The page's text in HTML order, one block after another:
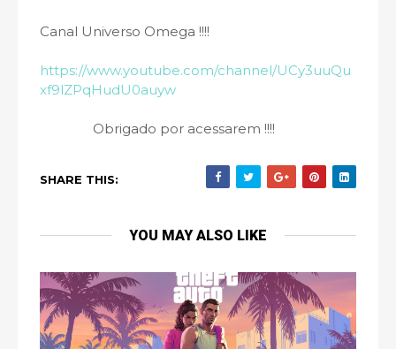
Canal Universo Omega !!!!
https://www.youtube.com/channel/UCy3uuQu
xf9lZPqHudU0auyw
Obrigado por acessarem !!!!
SHARE THIS:
YOU MAY ALSO LIKE